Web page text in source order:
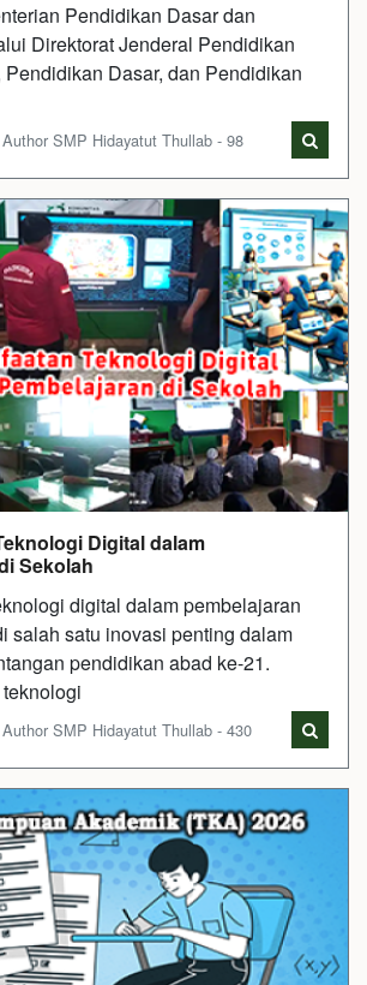
Pendidikan Dasar dan
Direktorat Jenderal Pendidikan
Dasar, dan Pendidikan
SMP Hidayatut Thullab - 98
Digital dalam
Sekolah
digital dalam pembelajaran
salah satu inovasi penting dalam
pendidikan abad ke-21.
SMP Hidayatut Thullab - 430